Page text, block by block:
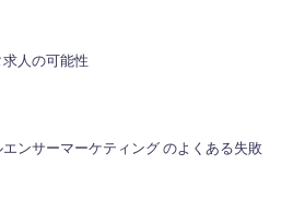
求人の可能性
エンサーマーケティング のよくある失敗